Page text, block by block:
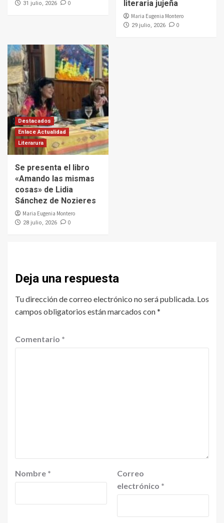
31 julio, 2026 0 literaria jujeña
Maria Eugenia Montero
29 julio, 2026 0
Destacados
Enlace Actualidad
Literarura
Se presenta el libro
«Amando las mismas
cosas» de Lidia
Sánchez de Nozieres
Maria Eugenia Montero
28 julio, 2026 0
Deja una respuesta
Tu dirección de correo electrónico no será publicada. Los
campos obligatorios están marcados con*
Comentario *
Nombre *
Correo
electrónico *